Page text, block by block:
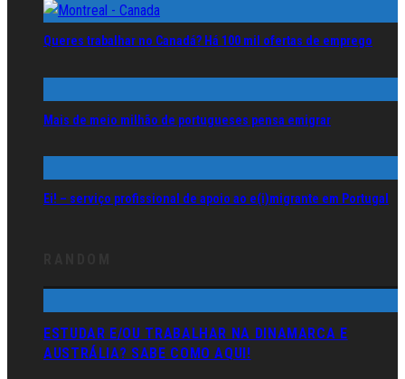
Queres trabalhar no Canadá? Há 100 mil ofertas de emprego
Mais de meio milhão de portugueses pensa emigrar
Ei! – serviço profissional de apoio ao e(i)migrante em Portugal
ESTUDAR E/OU TRABALHAR NA DINAMARCA E
AUSTRÁLIA? SABE COMO AQUI!